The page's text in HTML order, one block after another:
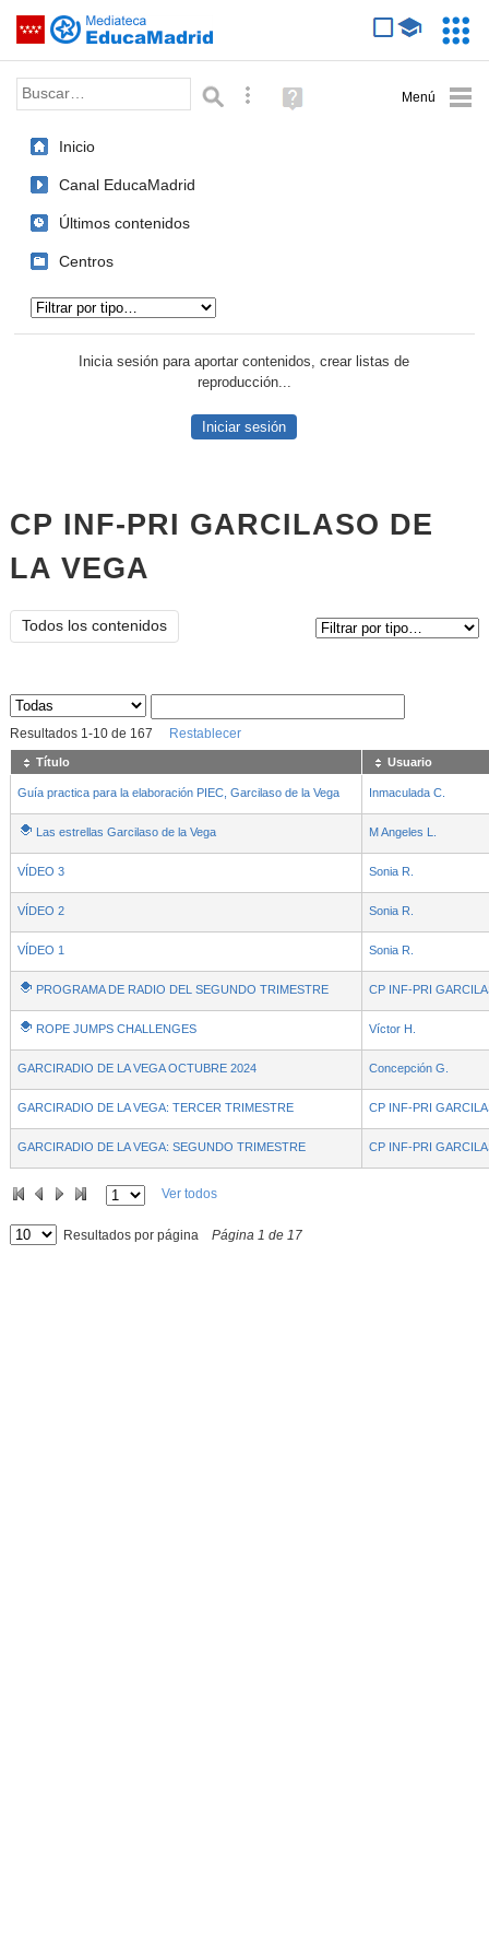
Saltar navegación
Palabra o frase: Búsqueda avanzada
Ayuda
(en
Inicio
Canal EducaMadrid
Últimos contenidos
Centros
Inicia sesión para aportar contenidos, crear listas de
reproducción...
Iniciar sesión
CP INF-PRI GARCILASO DE
LA VEGA
Todos los contenidos
Sus archivos
Resultados 1 -10de 167 Restablecer
Título Usuario
Guía practica para la elaboración PIEC, Garcilaso de la Vega Inmaculada C.
Las estrellas Garcilaso de la Vega M Angeles L.
VÍDEO 3 Sonia R.
VÍDEO 2 Sonia R.
VÍDEO 1 Sonia R.
PROGRAMA DE RADIO DEL SEGUNDO TRIMESTRE CP INF-PRI
ROPE JUMPS CHALLENGES Víctor H.
GARCIRADIO DE LA VEGA OCTUBRE 2024 Concepción G.
GARCIRADIO DE LA VEGA: TERCER TRIMESTRE CP INF-PRI
GARCIRADIO DE LA VEGA: SEGUNDO TRIMESTRE CP INF-PRI
Ver todos
Resultados por página Página 1 de 17